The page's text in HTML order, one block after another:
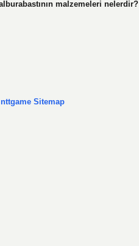
malzemeleri nelerdir?
nttgame Sitemap